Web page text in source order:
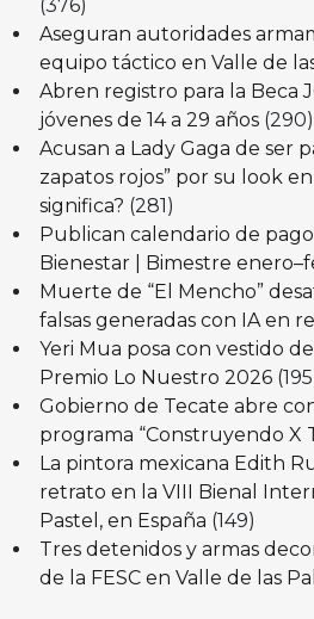
(376)
Aseguran autoridades
equipo táctico en Valle de
Abren registro para la Beca
jóvenes de 14 a 29 años (290)
Acusan a Lady Gaga de ser
zapatos rojos” por su look
significa? (281)
Publican calendario de
Bienestar | Bimestre
Muerte de “El Mencho”
falsas generadas con IA en
Yeri Mua posa con vestido
Premio Lo Nuestro 2026
Gobierno de Tecate abre
programa “Construyendo X
La pintora mexicana Edith
retrato en la VIII Bienal
Pastel, en España (149)
Tres detenidos y armas
de la FESC en Valle de las